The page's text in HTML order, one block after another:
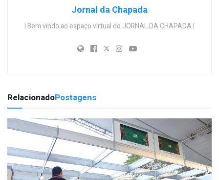
Jornal da Chapada
| Bem vindo ao espaço virtual do JORNAL DA CHAPADA |
RelacionadoPostagens